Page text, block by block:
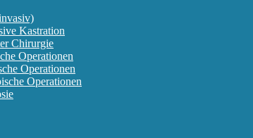
Kastration
Chirurgie
Operationen
Operationen
Operationen